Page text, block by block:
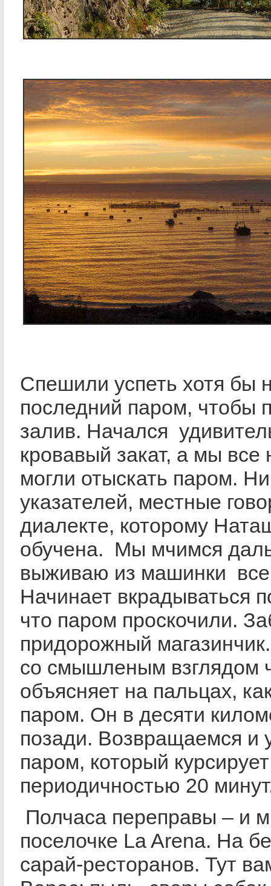
Спешили успеть хотя бы
последний паром, чтобы
залив. Начался
кровавый закат, а мы все
могли отыскать паром.
указателей, местные
диалекте, которому
обучена. Мы мчимся
выживаю из машинки
Начинает вкрадываться
что паром проскочили.
придорожный
со смышленым взглядом
объясняет на пальцах,
паром. Он в десяти
позади. Возвращаемся и
паром, который
периодичностью 20
Полчаса переправы – и
поселочке La Arena. На
сарай-ресторанов. Тут